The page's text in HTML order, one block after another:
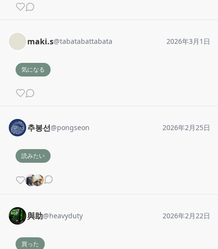
maki.s@tabatabattabata 2026年3月1日
気になる
추봉선@pongseon 2026年2月25日
読みたい
與助@heavyduty 2026年2月22日
買った